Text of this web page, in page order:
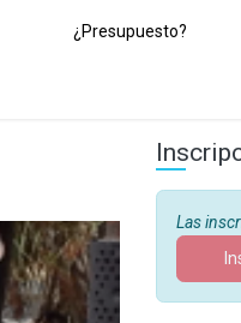
¿Presupuesto?
Las